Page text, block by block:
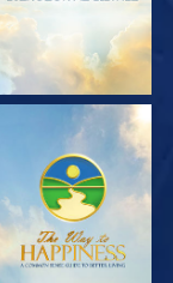
MŰSORNÉZÉS